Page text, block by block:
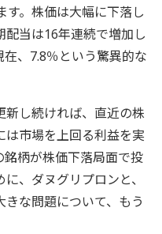
。株価は大幅に下落し
当は16年連続で増加し
、7.8％という驚異的な
新し続ければ、直近の株
は市場を上回る利益を実
柄が株価下落局面で投
、ダヌグリプロンと、
な問題について、もう